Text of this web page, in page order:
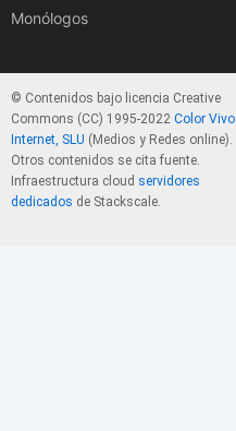
Monólogos
© Contenidos bajo licencia Creative
Commons (CC) 1995-2022 Color Vivo
Internet, SLU (Medios y Redes online).
Otros contenidos se cita fuente.
Infraestructura cloud servidores
dedicados de Stackscale.